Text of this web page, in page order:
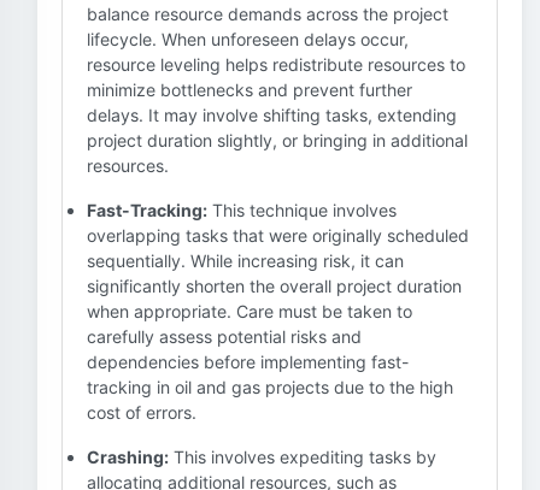
balance resource demands across the project
lifecycle. When unforeseen delays occur,
resource leveling helps redistribute resources to
minimize bottlenecks and prevent further
delays. It may involve shifting tasks, extending
project duration slightly, or bringing in additional
resources.
Fast-Tracking: This technique involves
overlapping tasks that were originally scheduled
sequentially. While increasing risk, it can
significantly shorten the overall project duration
when appropriate. Care must be taken to
carefully assess potential risks and
dependencies before implementing fast-
tracking in oil and gas projects due to the high
cost of errors.
Crashing: This involves expediting tasks by
allocating additional resources, such as